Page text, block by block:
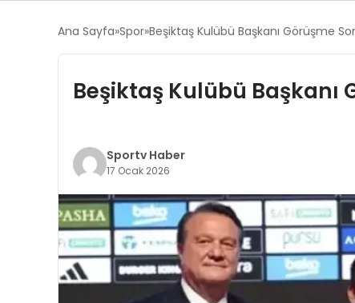
Ana Sayfa Spor Beşiktaş Kulübü Başkanı Görüşme
Beşiktaş Kulübü Başkanı
Sportv Haber
17 Ocak 2026